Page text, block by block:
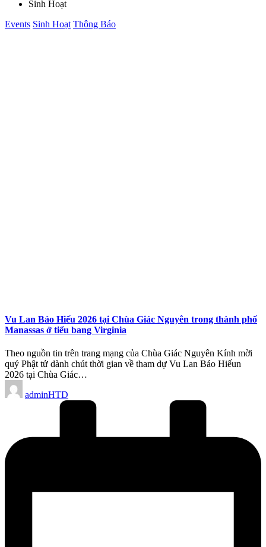
Sinh Hoạt
Posted
Events Sinh Hoạt Thông Báo
Vu Lan Báo Hiếu 2026 tại Chùa Giác Nguyên trong thành phố
Manassas ở tiểu bang Virginia
Theo nguồn tin trên trang mạng của Chùa Giác Nguyên Kính mời
quý Phật tử dành chút thời gian về tham dự Vu Lan Báo Hiếun
2026 tại Chùa Giác…
Posted
by
adminHTD